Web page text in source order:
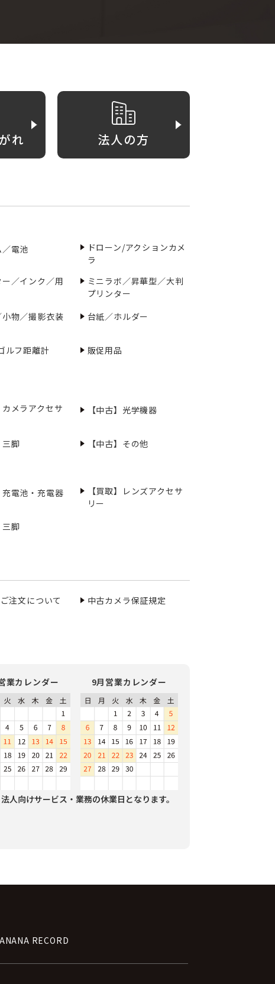
れ 法人の方
／電池
ドローン/アクションカメ
ラ
／インク／用
ミニラボ／昇華型／大判
プリンター
物／撮影衣装 台紙／ホルダー
ルフ距離計 販促用品
カメラアクセサ
【中古】光学機器
三脚 【中古】その他
充電池・充電器
【買取】レンズアクセサ
リー
三脚
注文について 中古カメラ保証規定
業カレンダー 9月営業カレンダー
法人向けサービス・業務の休業日となります。
RECORD